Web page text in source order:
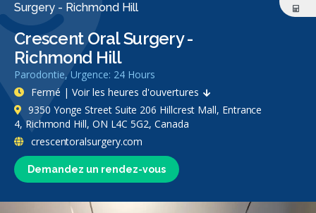
Surgery - Richmond Hill
Crescent Oral Surgery -
Richmond Hill
Parodontie, Urgence: 24 Hours
Demandez un rendez-vous
Fermé | Voir les heures d'ouvertures
9350 Yonge Street Suite 206 Hillcrest Mall, Entrance
4, Richmond Hill, ON L4C 5G2, Canada
crescentoralsurgery.com